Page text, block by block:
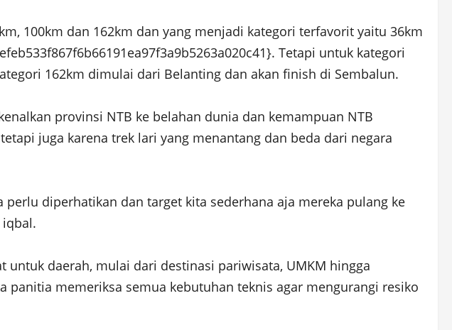
100km dan 162km dan yang menjadi kategori terfavorit yaitu 36km
Tetapi untuk kategori
162km dimulai dari Belanting dan akan finish di Sembalun.
provinsi NTB ke belahan dunia dan kemampuan NTB
juga karena trek lari yang menantang dan beda dari negara
diperhatikan dan target kita sederhana aja mereka pulang ke
daerah, mulai dari destinasi pariwisata, UMKM hingga
memeriksa semua kebutuhan teknis agar mengurangi resiko